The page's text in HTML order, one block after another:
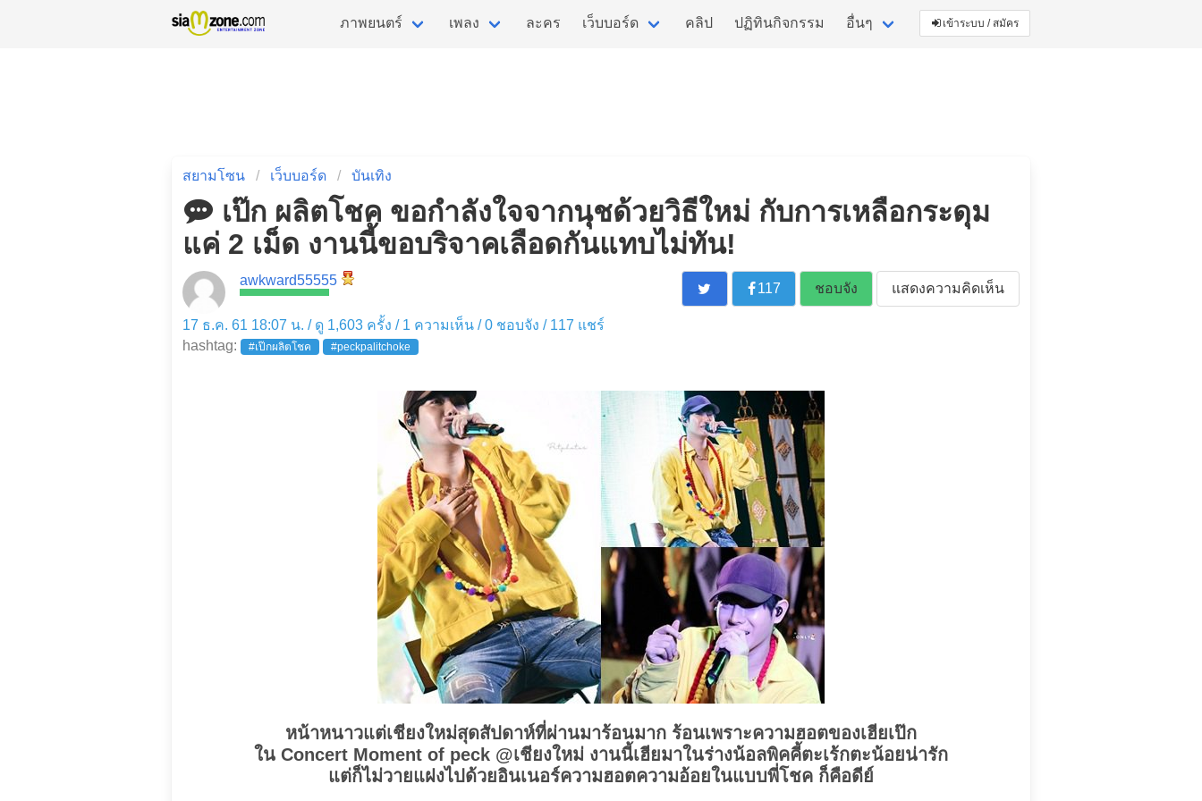
ภาพยนตร์ เพลง ละคร เว็บบอร์ด คลิป ปฏิทินกิจกรรม อื่นๆ เข้าระบบ / สมัคร
สยามโซน เว็บบอร์ด บันเทิง
เป๊ก ผลิตโชค ขอกำลังใจจากนุชด้วยวิธีใหม่ กับการเหลือกระดุม
แค่ 2 เม็ด งานนี้ขอบริจาคเลือดกันแทบไม่ทัน!
awkward55555
117 ชอบจัง แสดงความคิดเห็น
17 ธ.ค. 61 18:07 น. / ดู 1,603 ครั้ง / 1 ความเห็น /0 ชอบจัง / 117 แชร์
hashtag:
#เป๊กผลิตโชค #peckpalitchoke
หน้าหนาวแต่เชียงใหม่สุดสัปดาห์ที่ผ่านมาร้อนมาก ร้อนเพราะความฮอตของเฮียเป๊ก
ใน Concert Moment of peck @เชียงใหม่ งานนี้เฮียมาในร่างน้อลพิคคี้ตะเร้กตะน้อยน่ารัก
แต่ก็ไม่วายแฝงไปด้วยอินเนอร์ความฮอตความอ้อยในแบบพี่โชค ก็คือดีย์